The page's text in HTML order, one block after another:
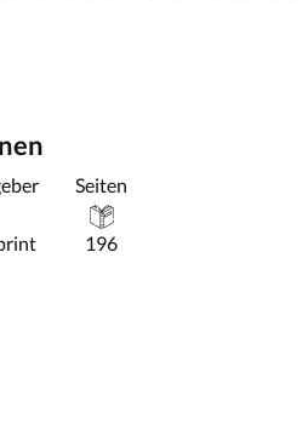
Seiten
196